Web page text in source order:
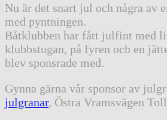
Nu är det snart jul och några av
med pyntningen.
Båtklubben har fått julfint med
klubbstugan, på fyren och en
blev sponsrade med.
Gynna gärna vår sponsor av
julgranar, Östra Vramsvägen